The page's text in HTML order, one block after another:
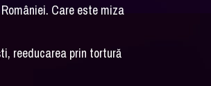
Care este miza
reeducarea prin tortură